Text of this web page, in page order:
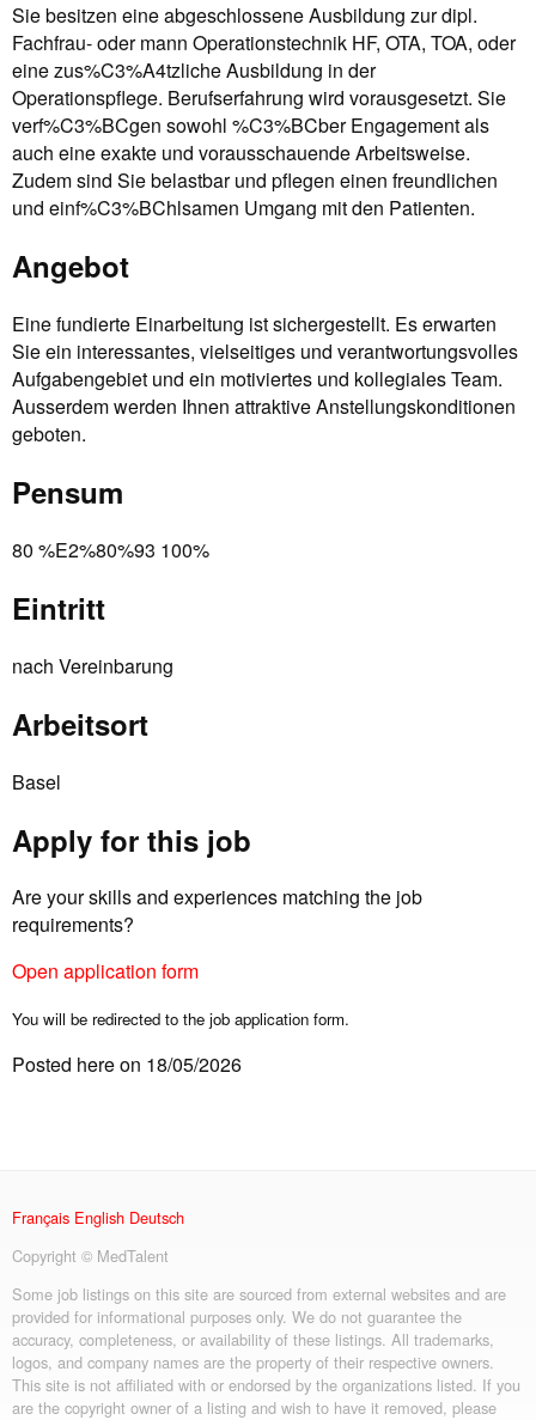
Sie besitzen eine abgeschlossene Ausbildung zur dipl.
Fachfrau- oder mann Operationstechnik HF, OTA, TOA, oder
eine zus%C3%A4tzliche Ausbildung in der
Operationspflege. Berufserfahrung wird vorausgesetzt. Sie
verf%C3%BCgen sowohl %C3%BCber Engagement als
auch eine exakte und vorausschauende Arbeitsweise.
Zudem sind Sie belastbar und pflegen einen freundlichen
und einf%C3%BChlsamen Umgang mit den Patienten.
Angebot
Eine fundierte Einarbeitung ist sichergestellt. Es erwarten
Sie ein interessantes, vielseitiges und verantwortungsvolles
Aufgabengebiet und ein motiviertes und kollegiales Team.
Ausserdem werden Ihnen attraktive Anstellungskonditionen
geboten.
Pensum
80 %E2%80%93 100%
Eintritt
nach Vereinbarung
Arbeitsort
Basel
Apply for this job
Are your skills and experiences matching the job
requirements?
Open application form
You will be redirected to the job application form.
Posted here on 18/05/2026
Français English Deutsch
Copyright © MedTalent
Some job listings on this site are sourced from external websites and are
provided for informational purposes only. We do not guarantee the
accuracy, completeness, or availability of these listings. All trademarks,
logos, and company names are the property of their respective owners.
This site is not affiliated with or endorsed by the organizations listed. If you
are the copyright owner of a listing and wish to have it removed, please